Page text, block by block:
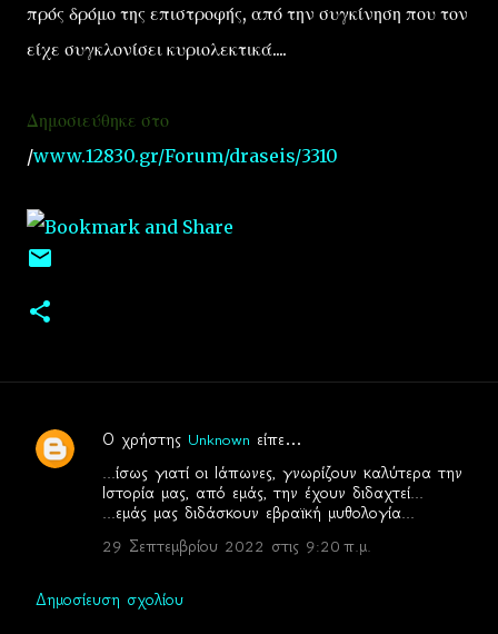
πρός δρόμο της επιστροφής, από την συγκίνηση που τον
είχε συγκλονίσει κυριολεκτικά....
Δημοσιεύθηκε στο
/www.12830.gr/Forum/draseis/3310
Σ
α
Ο χρήστης Unknown είπε…
...ίσως γιατί οι Ιάπωνες, γνωρίζουν καλύτερα την
Ιστορία μας, από εμάς, την έχουν διδαχτεί...
...εμάς μας διδάσκουν εβραϊκή μυθολογία...
29 Σεπτεμβρίου 2022 στις 9:20 π.μ.
Δημοσίευση σχολίου